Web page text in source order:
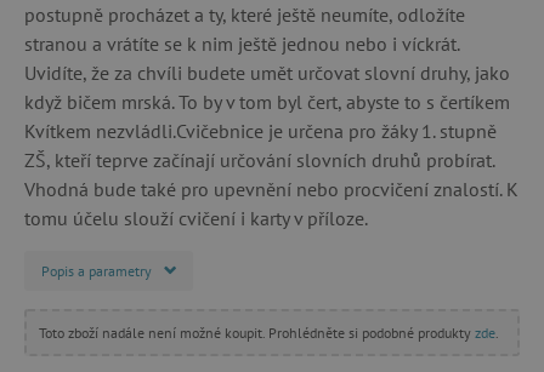
postupně procházet a ty, které ještě neumíte, odložíte
stranou a vrátíte se k nim ještě jednou nebo i víckrát.
Uvidíte, že za chvíli budete umět určovat slovní druhy, jako
když bičem mrská. To by v tom byl čert, abyste to s čertíkem
Kvítkem nezvládli.Cvičebnice je určena pro žáky 1. stupně
ZŠ, kteří teprve začínají určování slovních druhů probírat.
Vhodná bude také pro upevnění nebo procvičení znalostí. K
tomu účelu slouží cvičení i karty v příloze.
Popis a parametry
Toto zboží nadále není možné koupit. Prohlédněte si podobné produkty zde